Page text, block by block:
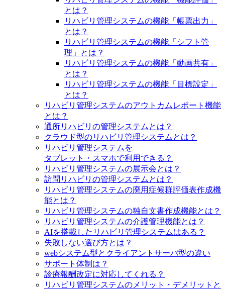
とは？
リハビリ管理システムの機能「帳票出力」
とは？
リハビリ管理システムの機能「シフト管
理」とは？
リハビリ管理システムの機能「動画共有」
とは？
リハビリ管理システムの機能「目標設定」
とは？
リハビリ管理システムのアウトカムレポート機能
とは？
通所リハビリの管理システムとは？
クラウド型のリハビリ管理システムとは？
リハビリ管理システムを
タブレット・スマホで利用できる？
リハビリ管理システムの展示会とは？
訪問リハビリの管理システムとは？
リハビリ管理システムの廃用症候群評価表作成機
能とは？
リハビリ管理システムの独自文書作成機能とは？
リハビリ管理システムの介護管理機能とは？
AIを搭載したリハビリ管理システムはある？
失敗しない選び方とは？
webシステム型とクライアントサーバ型の違い
サポート体制は？
診療報酬改定に対応してくれる？
リハビリ管理システムのメリット・デメリットと